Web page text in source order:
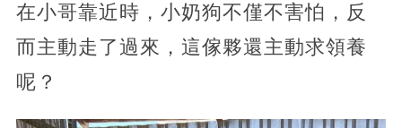
在小哥靠近時，小奶狗不僅不害怕，反
而主動走了過來，這傢夥還主動求領養
呢？